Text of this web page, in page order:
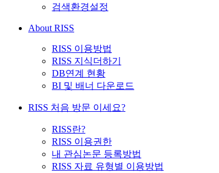
검색환경설정
About RISS
RISS 이용방법
RISS 지식더하기
DB연계 현황
BI 및 배너 다운로드
RISS 처음 방문 이세요?
RISS란?
RISS 이용권한
내 관심논문 등록방법
RISS 자료 유형별 이용방법